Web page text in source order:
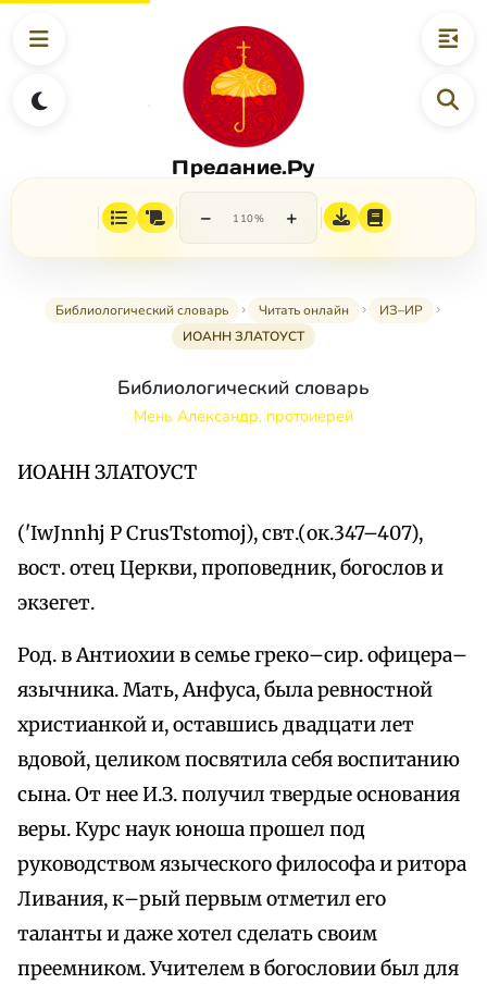
Предание.Ру
− 110% +
Библиологический словарь Читать онлайн
ИЗ–ИР
ИОАНН ЗЛАТОУСТ
Библиологический словарь
Мень Александр, протоиерей
ИОАНН ЗЛАТОУСТ
('IwЈnnhj Р CrusТstomoj), свт.(ок.347–407),
вост. отец Церкви, проповедник, богослов и
экзегет.
Род. в Антиохии в семье греко–сир. офицера–
язычника. Мать, Анфуса, была ревностной
христианкой и, оставшись двадцати лет
вдовой, целиком посвятила себя воспитанию
сына. От нее И.З. получил твердые основания
веры. Курс наук юноша прошел под
руководством языческого философа и ритора
Ливания, к–рый первым отметил его
таланты и даже хотел сделать своим
преемником. Учителем в богословии был для